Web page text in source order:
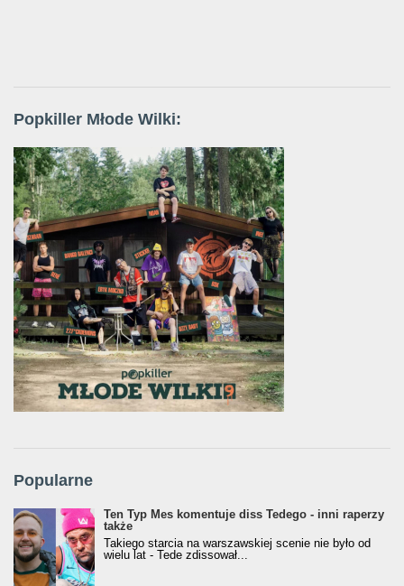
Popkiller Młode Wilki:
Popularne
Ten Typ Mes komentuje diss Tedego - inni raperzy
także
Takiego starcia na warszawskiej scenie nie było od
wielu lat - Tede zdissował...